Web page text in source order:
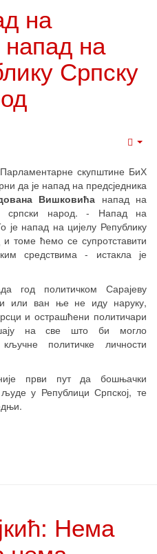
на
на
Српску
скупштине БиХ
да је напад на предсједника
Вишковића напад на
српски народ. - Напад на
је напад на цијелу Републику
томе ћемо се супротставити
средствима - истакла је
год политичком Сарајеву
или ван ње не иду наруку,
и острашћени политичари
на све што би могло
политичке личности
први пут да бошњачки
у Републици Српској, те
Нема